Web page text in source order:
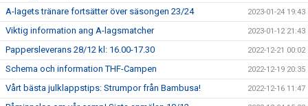
A-lagets tränare fortsätter över säsongen 23/24 2023-01-24 19:43
Viktig information ang A-lagsmatcher 2023-01-12 21:43
Pappersleverans 28/12 kl: 16.00-17.30 2022-12-21 00:02
Schema och information THF-Campen 2022-12-19 20:35
Vårt bästa julklappstips: Strumpor från Bambusa! 2022-12-16 11:47